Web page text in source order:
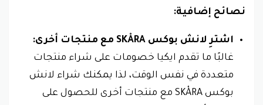
نصائح إضافية:
اشترِ لانش بوكس SKÅRA مع منتجات أخرى:
غالبًا ما تقدم ايكيا خصومات على شراء منتجات
متعددة في نفس الوقت، لذا يمكنك شراء لانش
بوكس SKÅRA مع منتجات أخرى للحصول على